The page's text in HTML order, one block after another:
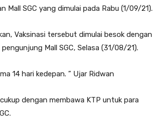
SGC yang dimulai pada Rabu (1/09/21).
Vaksinasi tersebut dimulai besok dengan
Mall SGC, Selasa (31/08/21).
14 hari kedepan. ” Ujar Ridwan
dengan membawa KTP untuk para